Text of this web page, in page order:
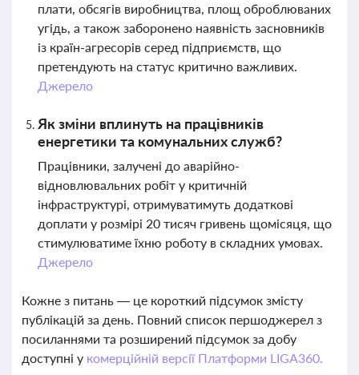
плати, обсягів виробництва, площ оброблюваних
угідь, а також заборонено наявність засновників
із країн-агресорів серед підприємств, що
претендують на статус критично важливих.
Джерело
Як зміни вплинуть на працівників
енергетики та комунальних служб?
Працівники, залучені до аварійно-
відновлювальних робіт у критичній
інфраструктурі, отримуватимуть додаткові
доплати у розмірі 20 тисяч гривень щомісяця, що
стимулюватиме їхню роботу в складних умовах.
Джерело
Кожне з питань — це короткий підсумок змісту
публікацій за день. Повний список першоджерел з
посиланнями та розширений підсумок за добу
доступні у комерційній версії Платформи LIGA360.